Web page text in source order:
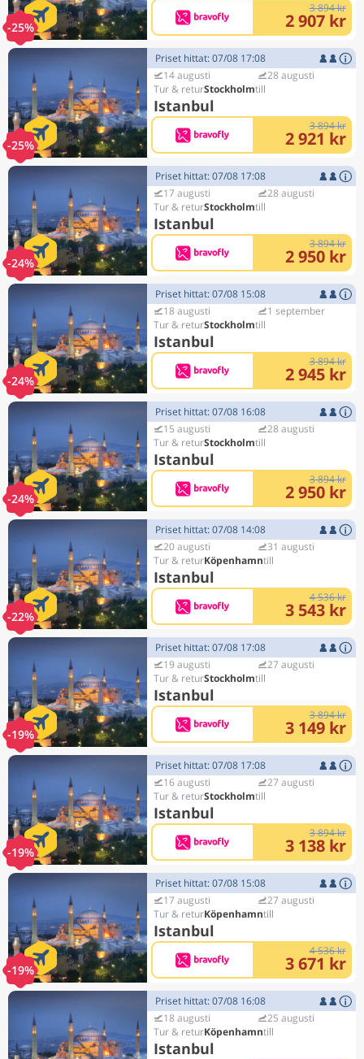
-25%
3 894 kr
2 907 kr
-25%
Priset hittat: 07/08 17:08
14 augusti
Stockholm
Istanbul
28 augusti
3 894 kr
2 921 kr
-24%
Priset hittat: 07/08 17:08
17 augusti
Stockholm
Istanbul
28 augusti
3 894 kr
2 950 kr
-24%
Priset hittat: 07/08 15:08
18 augusti
Stockholm
Istanbul
1 september
3 894 kr
2 945 kr
-24%
Priset hittat: 07/08 16:08
15 augusti
Stockholm
Istanbul
28 augusti
3 894 kr
2 950 kr
-22%
Priset hittat: 07/08 14:08
20 augusti
Köpenhamn
Istanbul
31 augusti
4 536 kr
3 543 kr
-19%
Priset hittat: 07/08 17:08
19 augusti
Stockholm
Istanbul
27 augusti
3 894 kr
3 149 kr
-19%
Priset hittat: 07/08 17:08
16 augusti
Stockholm
Istanbul
27 augusti
3 894 kr
3 138 kr
-19%
Priset hittat: 07/08 15:08
17 augusti
Köpenhamn
Istanbul
27 augusti
4 536 kr
3 671 kr
Priset hittat: 07/08 16:08
18 augusti
Köpenhamn
Istanbul
25 augusti